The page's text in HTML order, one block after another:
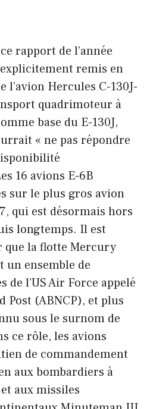
rapport de l’année
remis en
l’avion Hercules C-130J-
quadrimoteur à
base du E-130J,
« ne pas répondre
16 avions E-6B
sur le plus gros avion
qui est désormais hors
longtemps. Il est
la flotte Mercury
un ensemble de
de l’US Air Force appelé
Post (ABNCP), et plus
sous le surnom de
ce rôle, les avions
de commandement
aux bombardiers à
aux missiles